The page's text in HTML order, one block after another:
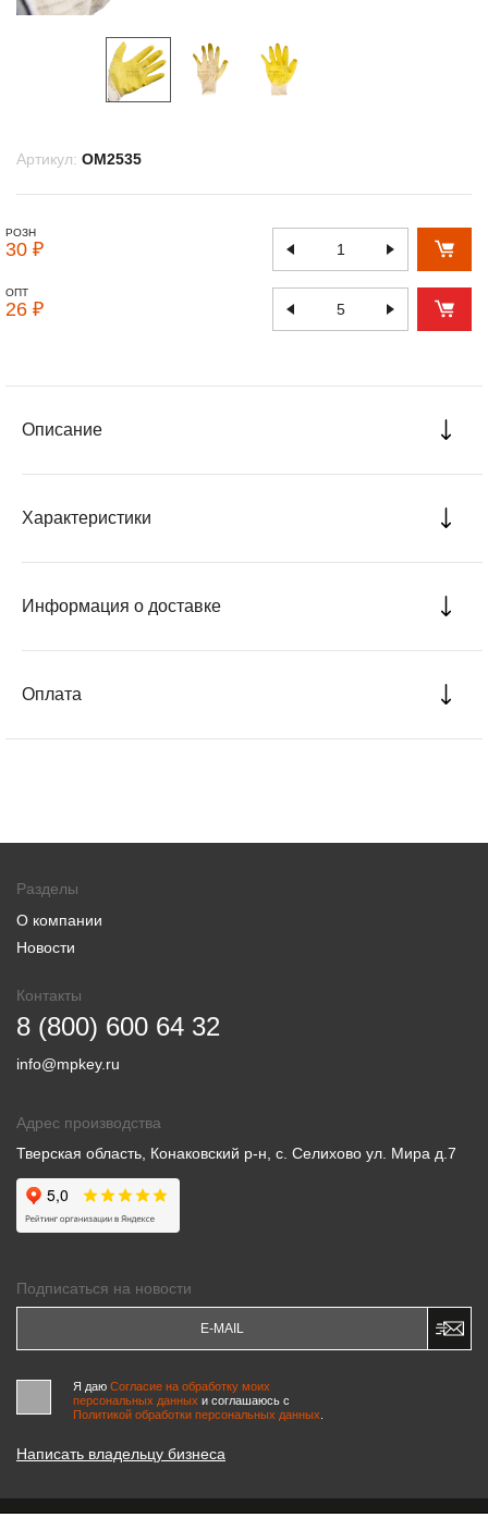
Артикул: OM2535
РОЗН
30 ₽
ОПТ
26 ₽
Описание
Характеристики
Информация о доставке
Оплата
Разделы
О компании
Новости
Контакты
8 (800) 600 64 32
info@mpkey.ru
Адрес производства
Тверская область, Конаковский р-н, с. Селихово ул. Мира д.7
Подписаться на новости
Я даю Согласие на обработку моих
персональных данных и соглашаюсь c
Политикой обработки персональных данных
Написать владельцу бизнеса